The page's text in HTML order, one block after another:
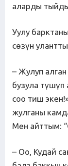
аларды
Уулу
сөзүн
– Жулуп
бузула түшүп
соо тиш
жулганы
Мен айттым:
– Оо, Кудай